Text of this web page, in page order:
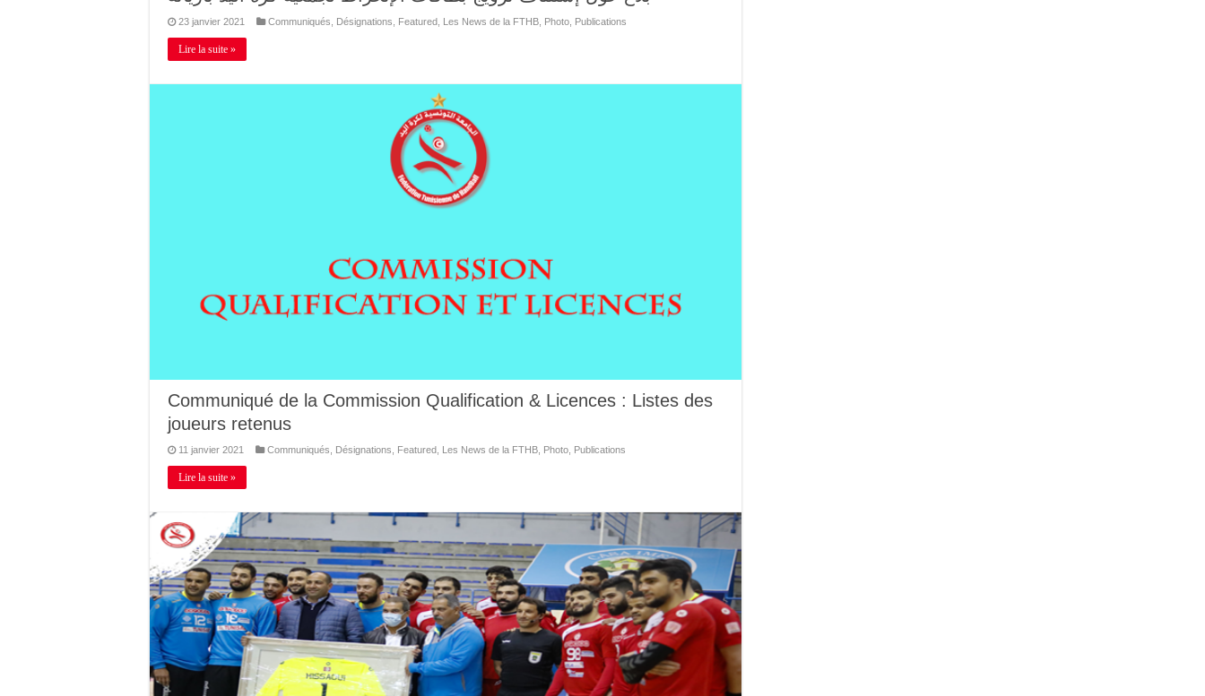
23 janvier 2021 Communiqués Désignations Featured Les News de la FTHB Photo Publications
Lire la suite »
Communiqué de la Commission Qualification & Licences : Listes des
joueurs retenus
11 janvier 2021 Communiqués Désignations Featured Les News de la FTHB Photo Publications
Lire la suite »